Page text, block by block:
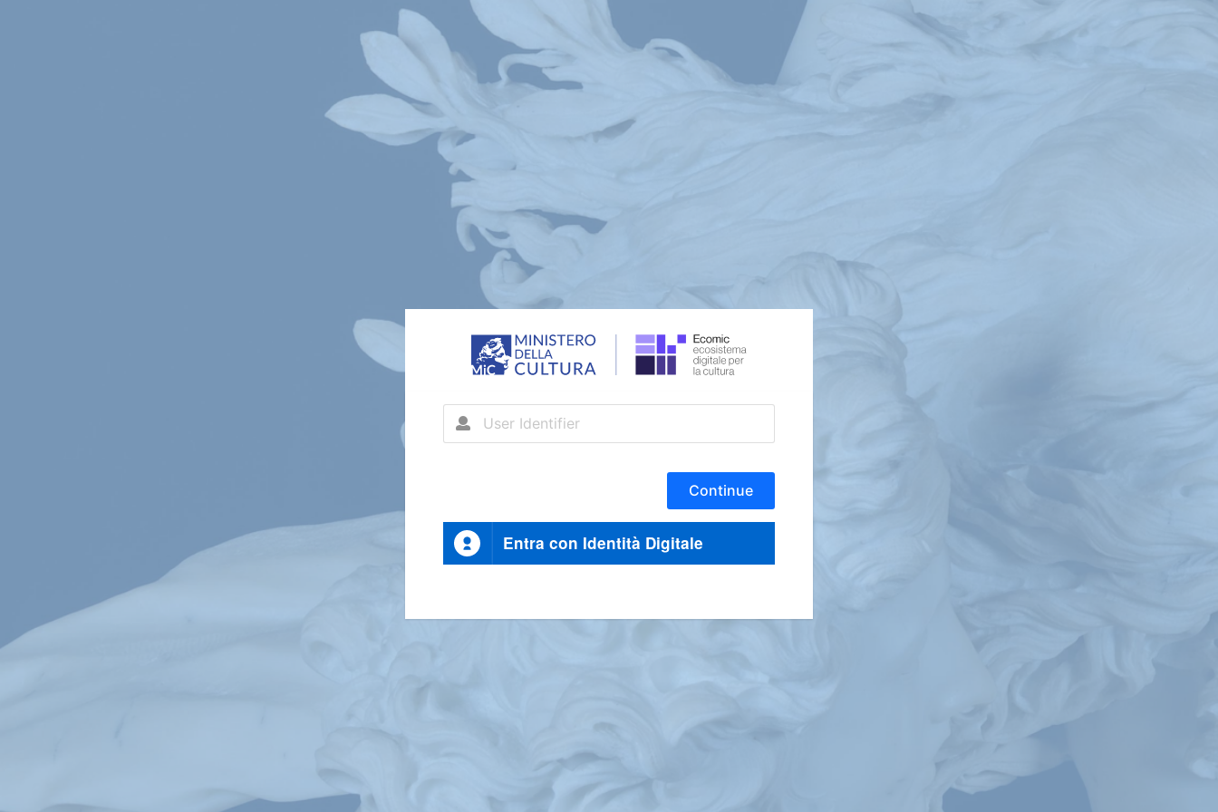
Continue
Entra con Identità Digitale